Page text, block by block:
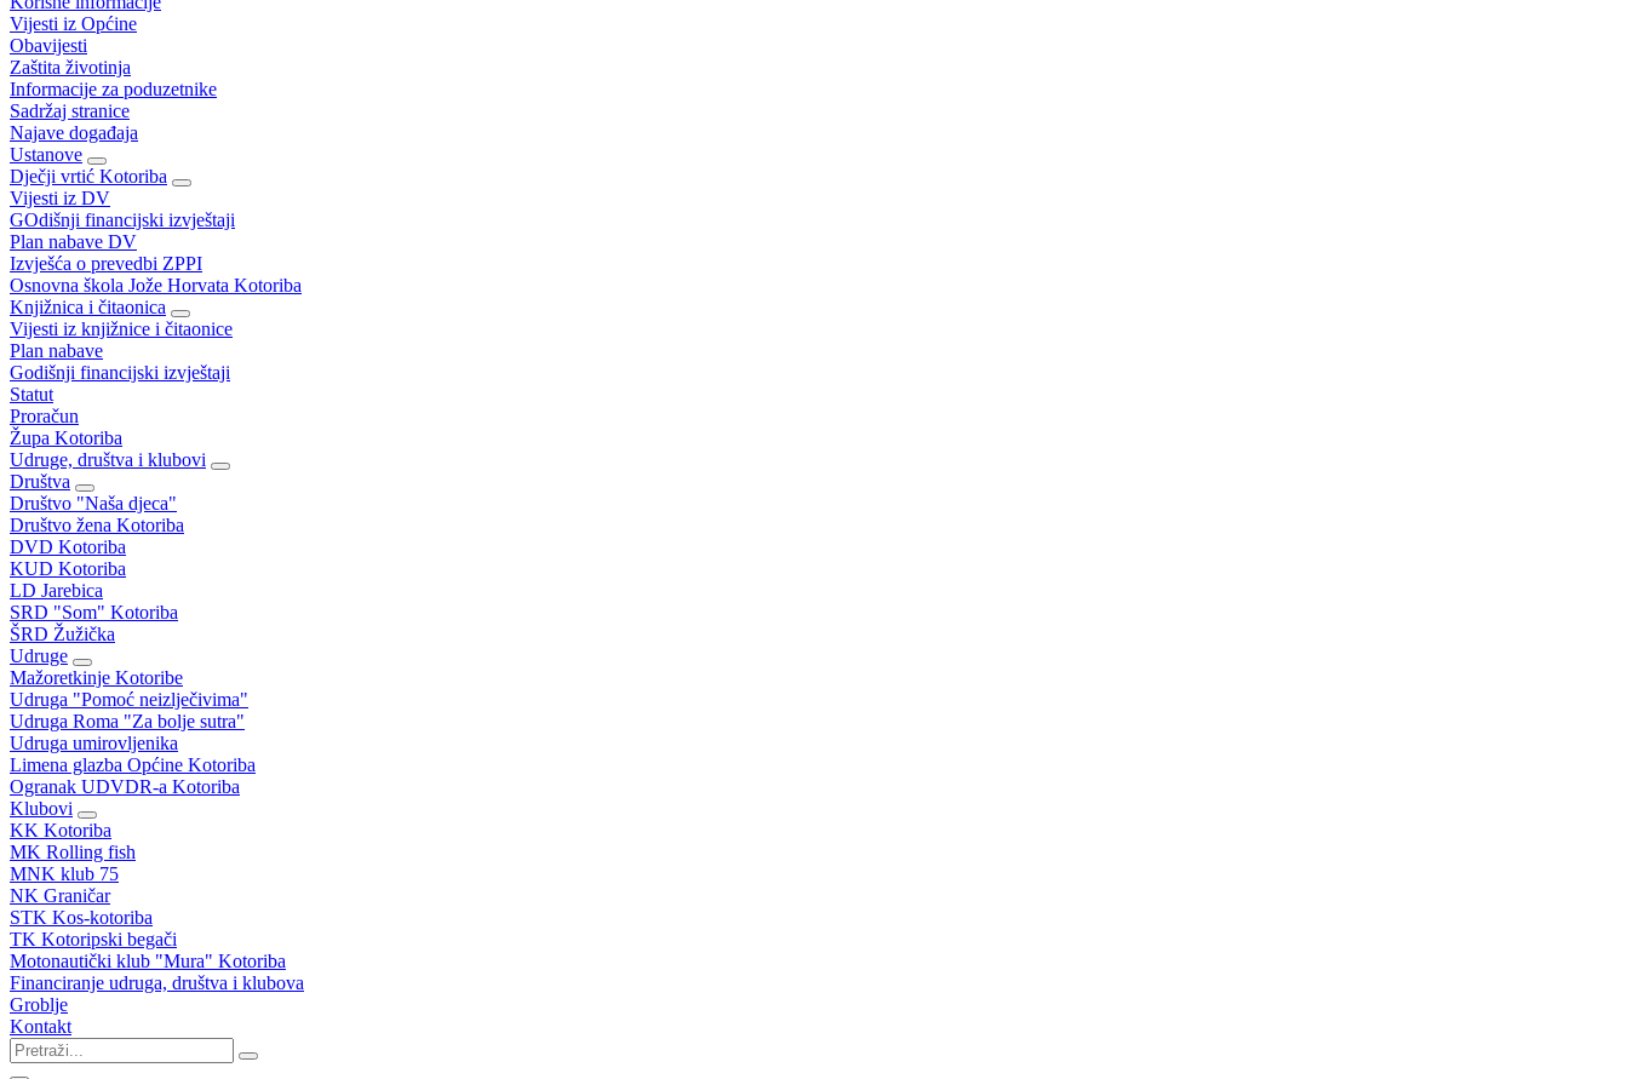
Vijesti iz Općine
Obavijesti
Zaštita životinja
Informacije za poduzetnike
Sadržaj stranice
Najave događaja
Ustanove
Dječji vrtić Kotoriba
Vijesti iz DV
GOdišnji financijski izvještaji
Plan nabave DV
Izvješća o prevedbi ZPPI
Osnovna škola Jože Horvata Kotoriba
Knjižnica i čitaonica
Vijesti iz knjižnice i čitaonice
Plan nabave
Godišnji financijski izvještaji
Statut
Proračun
Župa Kotoriba
Udruge, društva i klubovi
Društva
Društvo "Naša djeca"
Društvo žena Kotoriba
DVD Kotoriba
KUD Kotoriba
LD Jarebica
SRD "Som" Kotoriba
ŠRD Žužička
Udruge
Mažoretkinje Kotoribe
Udruga "Pomoć neizlječivima"
Udruga Roma "Za bolje sutra"
Udruga umirovljenika
Limena glazba Općine Kotoriba
Ogranak UDVDR-a Kotoriba
Klubovi
KK Kotoriba
MK Rolling fish
MNK klub 75
NK Graničar
STK Kos-kotoriba
TK Kotoripski begači
Motonautički klub "Mura" Kotoriba
Financiranje udruga, društva i klubova
Groblje
Kontakt